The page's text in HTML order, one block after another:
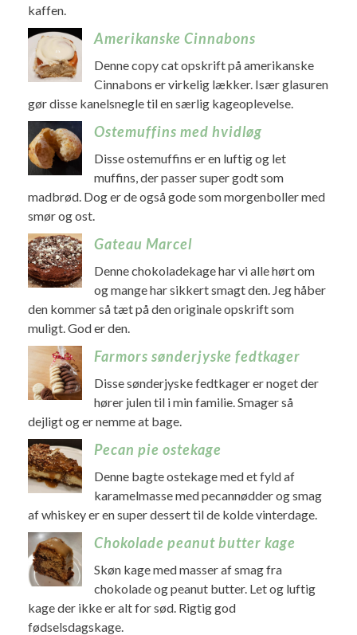
kaffen.
Amerikanske Cinnabons
Denne copy cat opskrift på amerikanske
Cinnabons er virkelig lækker. Især glasuren
gør disse kanelsnegle til en særlig kageoplevelse.
Ostemuffins med hvidløg
Disse ostemuffins er en luftig og let
muffins, der passer super godt som
madbrød. Dog er de også gode som morgenboller med
smør og ost.
Gateau Marcel
Denne chokoladekage har vi alle hørt om
og mange har sikkert smagt den. Jeg håber
den kommer så tæt på den originale opskrift som
muligt. God er den.
Farmors sønderjyske fedtkager
Disse sønderjyske fedtkager er noget der
hører julen til i min familie. Smager så
dejligt og er nemme at bage.
Pecan pie ostekage
Denne bagte ostekage med et fyld af
karamelmasse med pecannødder og smag
af whiskey er en super dessert til de kolde vinterdage.
Chokolade peanut butter kage
Skøn kage med masser af smag fra
chokolade og peanut butter. Let og luftig
kage der ikke er alt for sød. Rigtig god
fødselsdagskage.